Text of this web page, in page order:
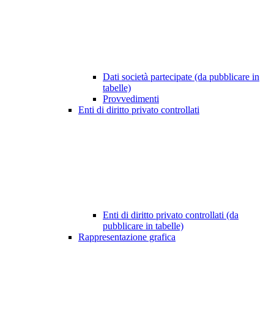
Dati società partecipate (da pubblicare in
tabelle)
Provvedimenti
Enti di diritto privato controllati
Enti di diritto privato controllati (da
pubblicare in tabelle)
Rappresentazione grafica